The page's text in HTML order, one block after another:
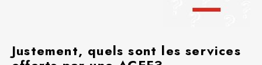
Justement, quels sont les services